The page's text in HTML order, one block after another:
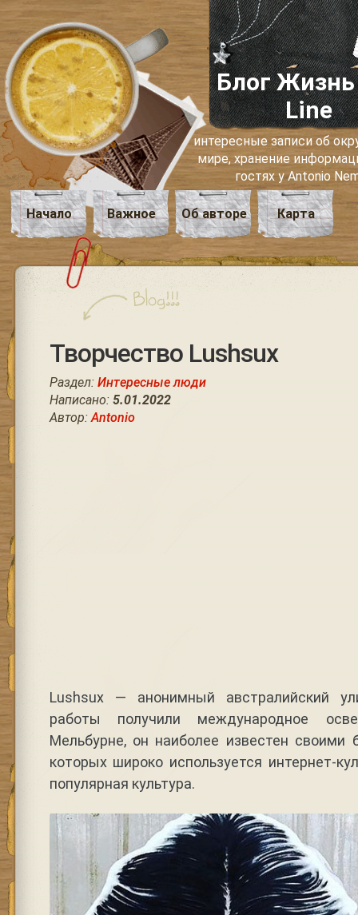
Блог Жизнь
Line
интересные записи об
мире, хранение
гостях у Antonio
Начало Важное Об авторе Карта
Творчество Lushsux
Раздел: Интересные люди
Написано: 5.01.2022
Автор:Antonio
Lushsux — анонимный австралийский
работы получили международное
Мельбурне, он наиболее известен
которых широко используется интернет-
популярная культура.